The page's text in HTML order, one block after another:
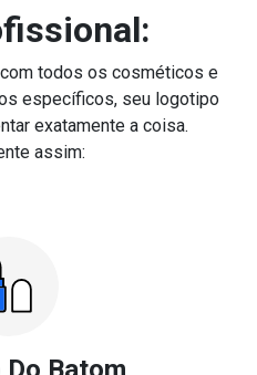
todos os cosméticos e
específicos, seu logotipo
exatamente a coisa.
assim: